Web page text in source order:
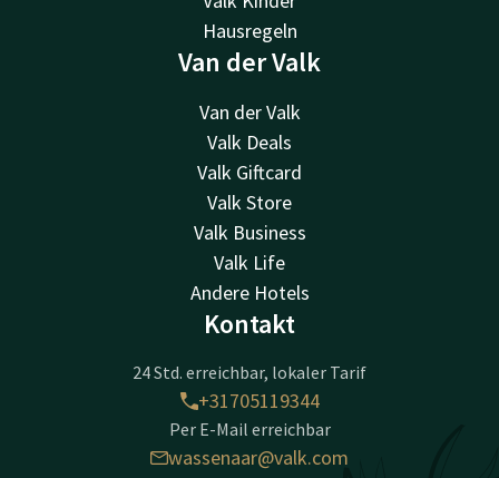
Hausregeln
Van der Valk
Van der Valk
Valk Deals
Valk Giftcard
Valk Store
Valk Business
Valk Life
Andere Hotels
Kontakt
24 Std. erreichbar, lokaler Tarif
+31705119344
Per E-Mail erreichbar
wassenaar@valk.com